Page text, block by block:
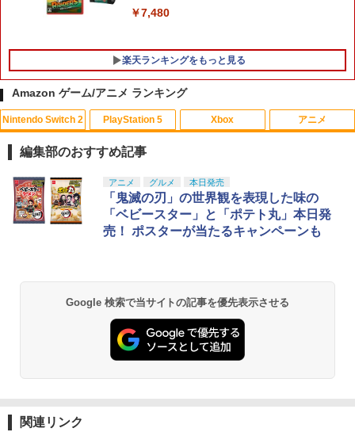
￥7,480
楽天ランキングをもっと見る
1
Call of Duty： Black Ops 6 PS5ソフ
ト Z指定
￥2,320
＼20%OFF★在庫処分／【最新型】PS5
ーヤー SONY PlayStation Portal コント
1 【中古】ぷよぷよ通 決定盤
￥358
【中古】アイドルマスター アニメ & G4
U!パック VOL.8
【中古】グランツーリスモ4
4
Amazon ゲーム/アニメ ランキング
Nintendo Switch 2
1
スプラトゥーン レイダース|オンライン
コード版
￥5,832
スプラトゥーン レイダース -Switch2
PlayStation 5
1
PlayStation 5 デジタル・エディション
日本語専用 Console Language: Japan
ese only (CFI-2200B01)
￥55,000
Beast of Reincarnation -PS5 【特典】
プロダクトコード 封入
￥7,286
Xbox
1
【純正品】Xbox ワイヤレス コントロー
ラー + USB-C® ケーブル
￥8,300
2
【純正品】Xbox ワイヤレス コントロー
ラー (ロボット ホワイト)
￥7,681
【純正品】Xbox ワイヤレス コントロー
アニメ
1
劇場版「鬼滅の刃」無限城編 第一章 猗
窩座再来 通常版 [Blu-ray]
￥3,982
劇場版「鬼滅の刃」無限城編 第一章 猗
窩座再来 通常版 [DVD]
￥3,523
編集部のおすすめ記事
アニメ グルメ 本日発売
「鬼滅の刃」の世界観を表現した味の
「ベビースター」と「ポテト丸」本日発
売！ ポスターが当たるキャンペーンも
Google 検索で当サイトの記事を優先表示させる
関連リンク